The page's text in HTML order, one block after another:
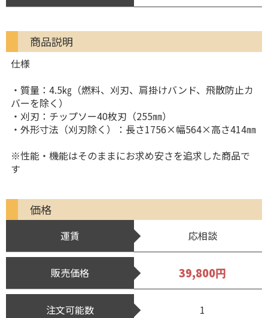
商品説明
仕様
・質量：4.5㎏（燃料、刈刃、肩掛けバンド、飛散防止カ
バーを除く）
・刈刃：チップソー40枚刃（255㎜）
・外形寸法（刈刃除く）：長さ1756×幅564×高さ414㎜
※性能・機能はそのままにお求め安さを追求した商品で
す
価格
運賃 応相談
販売価格 39,800円
注文可能数 1